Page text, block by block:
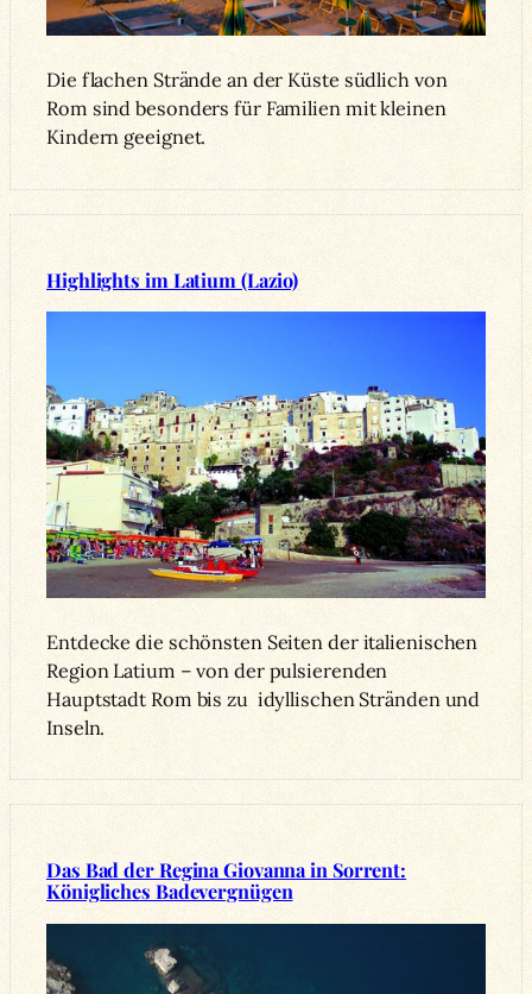
Die flachen Strände an der Küste südlich von
Rom sind besonders für Familien mit kleinen
Kindern geeignet.
Highlights im Latium (Lazio)
Entdecke die schönsten Seiten der italienischen
Region Latium – von der pulsierenden
Hauptstadt Rom bis zu idyllischen Stränden und
Inseln.
Das Bad der Regina Giovanna in Sorrent:
Königliches Badevergnügen